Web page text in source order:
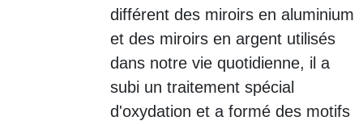
différent des miroirs en aluminium
et des miroirs en argent utilisés
dans notre vie quotidienne, il a
subi un traitement spécial
d'oxydation et a formé des motifs